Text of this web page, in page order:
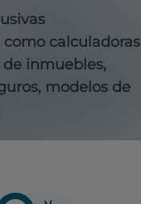
calculadoras
inmuebles,
modelos de